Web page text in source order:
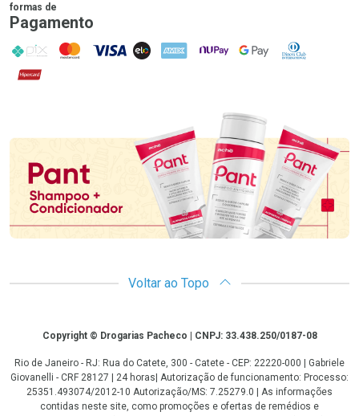
formas de
Pagamento
PIX MasterCard
VISA ELO AMEX NuPay Google PayDiners Club
Hipercard
Promoção em Destaque
Voltar ao Topo
CopyrightCopyright © Drogarias Pacheco | CNPJ: 33.438.250/0187-08
Rio de Janeiro - RJ: Rua do Catete, 300 - Catete - CEP: 22220-000 | Gabriele
Giovanelli - CRF 28127 | 24 horas| Autorização de funcionamento: Processo:
25351.493074/2012-10 Autorização/MS: 7.25279.0 | As informações
contidas neste site, como promoções e ofertas de remédios e